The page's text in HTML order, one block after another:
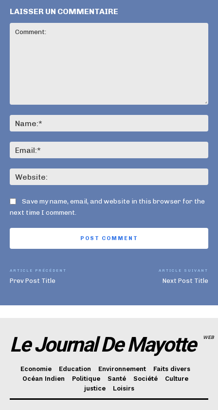
LAISSER UN COMMENTAIRE
Save my name, email, and website in this browser for the
next time I comment.
ARTICLE PRÉCÉDENT
Prev Post Title
ARTICLE SUIVANT
Next Post Title
Le Journal De Mayotte WEB
Economie Education Environnement
Faits divers
Océan Indien
Politique Santé Société
Culture
justice
Loisirs